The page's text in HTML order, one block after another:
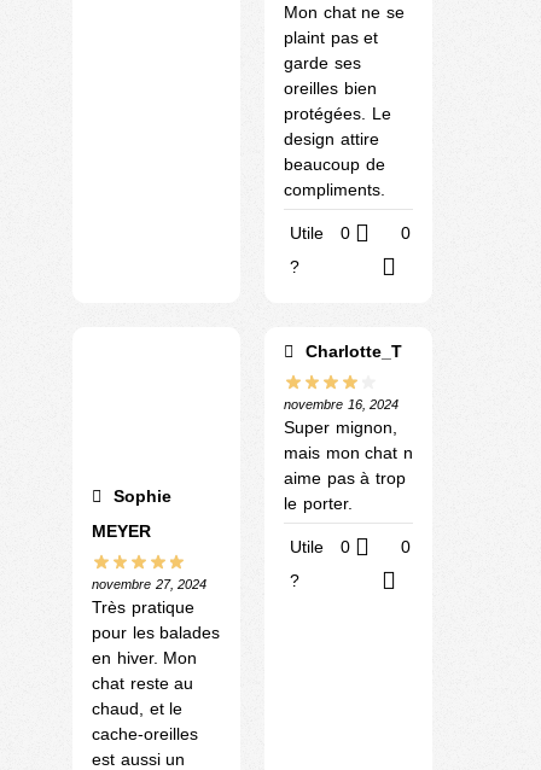
Mon chat ne se
plaint pas et
garde ses
oreilles bien
protégées. Le
design attire
beaucoup de
compliments.
Utile
?
0 0
Sophie
MEYER
novembre 27, 2024
Très pratique
pour les balades
en hiver. Mon
chat reste au
chaud, et le
cache-oreilles
est aussi un
Charlotte_T
novembre 16, 2024
Super mignon,
mais mon chat n
aime pas à trop
le porter.
Utile
?
0 0